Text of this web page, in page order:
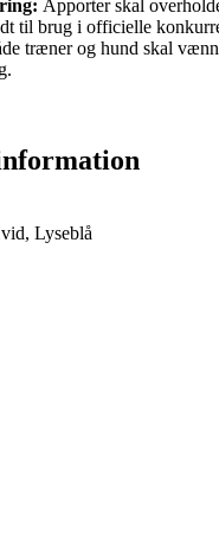
Apporter skal
til brug i officielle
træner og hund skal
Lyseblå